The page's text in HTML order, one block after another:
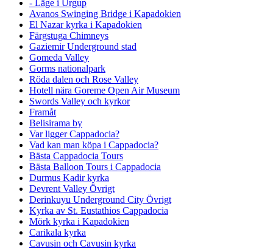
- Läge i Urgup
Avanos Swinging Bridge i Kapadokien
El Nazar kyrka i Kapadokien
Färgstuga Chimneys
Gaziemir Underground stad
Gomeda Valley
Gorms nationalpark
Röda dalen och Rose Valley
Hotell nära Goreme Open Air Museum
Swords Valley och kyrkor
Framåt
Belisirama by
Var ligger Cappadocia?
Vad kan man köpa i Cappadocia?
Bästa Cappadocia Tours
Bästa Balloon Tours i Cappadocia
Durmus Kadir kyrka
Devrent Valley Övrigt
Derinkuyu Underground City Övrigt
Kyrka av St. Eustathios Cappadocia
Mörk kyrka i Kapadokien
Carikala kyrka
Cavusin och Cavusin kyrka